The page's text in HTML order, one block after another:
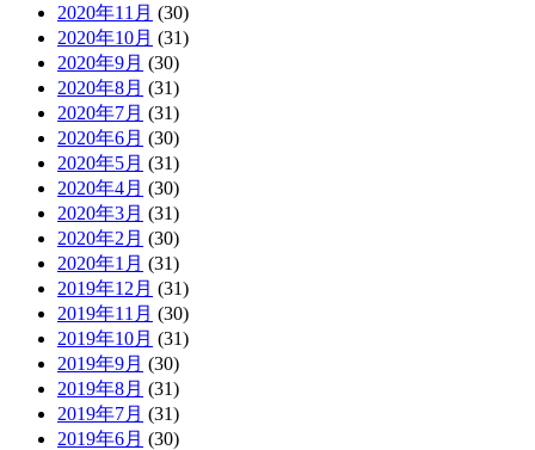
2020年11月 (30)
2020年10月 (31)
2020年9月 (30)
2020年8月 (31)
2020年7月 (31)
2020年6月 (30)
2020年5月 (31)
2020年4月 (30)
2020年3月 (31)
2020年2月 (30)
2020年1月 (31)
2019年12月 (31)
2019年11月 (30)
2019年10月 (31)
2019年9月 (30)
2019年8月 (31)
2019年7月 (31)
2019年6月 (30)